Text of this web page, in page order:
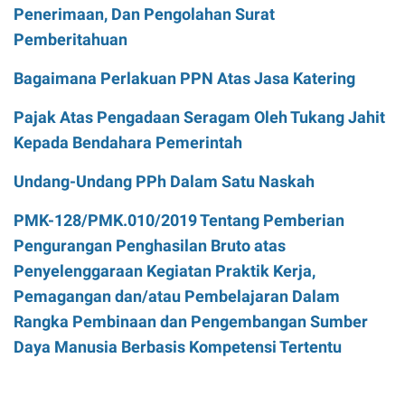
Penerimaan, Dan Pengolahan Surat
Pemberitahuan
Bagaimana Perlakuan PPN Atas Jasa Katering
Pajak Atas Pengadaan Seragam Oleh Tukang Jahit
Kepada Bendahara Pemerintah
Undang-Undang PPh Dalam Satu Naskah
PMK-128/PMK.010/2019 Tentang Pemberian
Pengurangan Penghasilan Bruto atas
Penyelenggaraan Kegiatan Praktik Kerja,
Pemagangan dan/atau Pembelajaran Dalam
Rangka Pembinaan dan Pengembangan Sumber
Daya Manusia Berbasis Kompetensi Tertentu